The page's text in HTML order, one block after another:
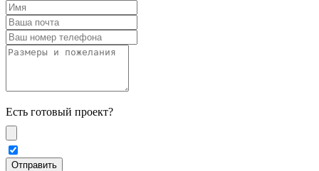
Есть готовый проект?